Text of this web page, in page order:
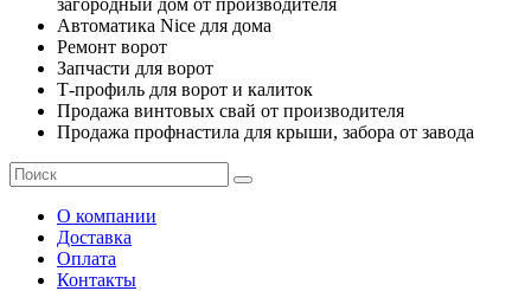
загородный дом от производителя
Автоматика Nice для дома
Ремонт ворот
Запчасти для ворот
Т-профиль для ворот и калиток
Продажа винтовых свай от производителя
Продажа профнастила для крыши, забора от завода
О компании
Доставка
Оплата
Контакты